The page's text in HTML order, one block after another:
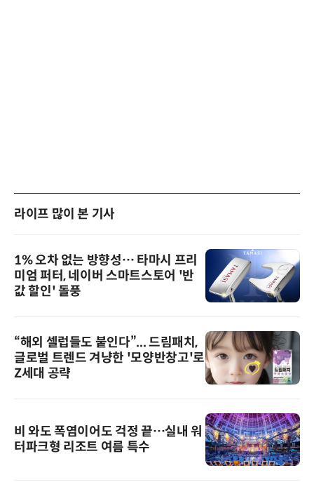
라이프 많이 본 기사
1% 오차 없는 방향성… 타마시 프리
미엄 퍼터, 네이버 스마트스토어 '반
값 할인' 돌풍
“해외 셀럽들도 붙인다”... 드림패치,
글로벌 트렌드 겨냥한 '모양반창고'로
Z세대 공략
비 와도 폭염이어도 걱정 끝…실내 워
터파크형 리조트 여름 특수